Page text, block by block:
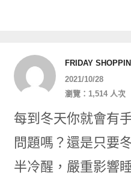
FRIDAY
2021/10/28
瀏覽：1,514 人次
每到冬天你就會有
問題嗎？還是只要
半冷醒，嚴重影響